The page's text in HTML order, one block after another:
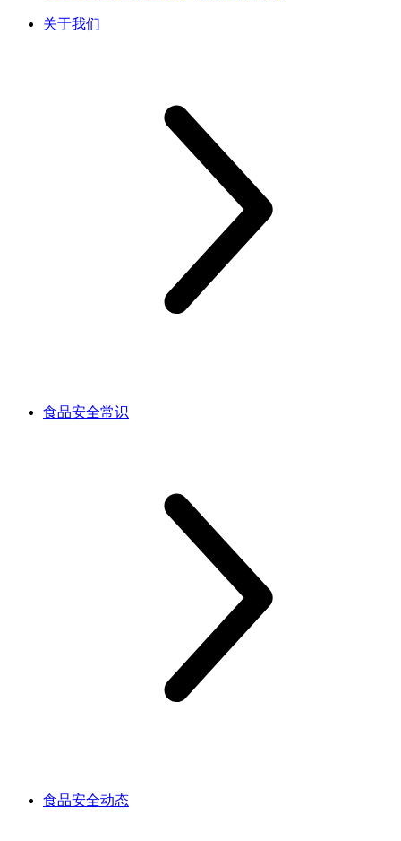
关于我们
食品安全常识
食品安全动态